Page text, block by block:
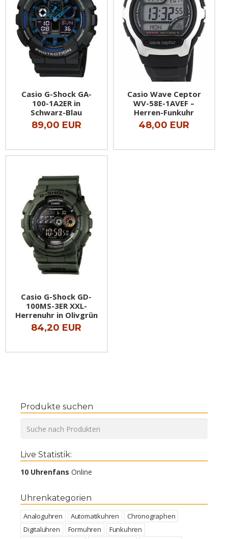
Casio G-Shock GA-
100-1A2ER in
Schwarz-Blau
89,00 EUR
Casio Wave Ceptor
WV-58E-1AVEF –
Herren-Funkuhr
48,00 EUR
Casio G-Shock GD-
100MS-3ER XXL-
Herrenuhr in Olivgrün
84,20 EUR
Produkte suchen
Live Statistik:
10 Uhrenfans Online
Uhrenkategorien
Analoguhren Automatikuhren
Chronographen
Digitaluhren
Formuhren
Funkuhren